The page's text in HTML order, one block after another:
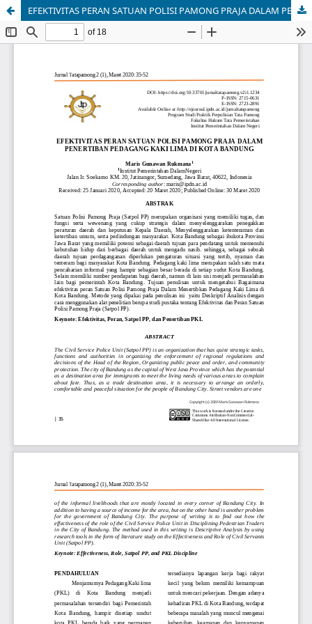
EFEKTIVITAS PERAN SATUAN POLISI PAMONG PRAJA DALAM PENERTIBAN PEDAGANG KAKI LIMA DI KOTA BANDUNG